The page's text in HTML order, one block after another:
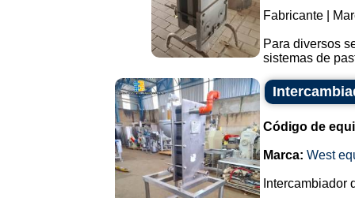
Fabricante |
Para diversos
sistemas de
Código de
Marca: West
Intercambiador